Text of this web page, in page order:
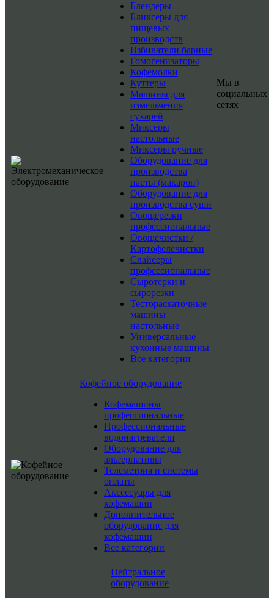
Блендеры
Бликсеры для
пищевых
производств
Взбиватели барные
Гомогенизаторы
Кофемолки
Куттеры
Машины для
измельчения
сухарей
Миксеры
настольные
Миксеры ручные
Оборудование для
производства
пасты (макарон)
Оборудование для
производства суши
Овощерезки
профессиональные
Овощечистки /
Картофелечистки
Слайсеры
профессиональные
Сыротерки и
сырорезки
Тестораскаточные
машины
настольные
Универсальные
кухонные машины
Все категории
Кофейное оборудование
Кофемашины
профессиональные
Профессиональные
водонагреватели
Оборудование для
альтернативы
Телеметрия и системы
оплаты
Аксессуары для
кофемашин
Дополнительное
оборудование для
кофемашин
Все категории
Нейтральное
оборудование
Мы в
социальных
сетях